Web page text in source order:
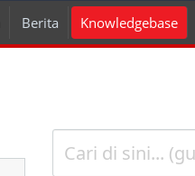
Berita Knowledgebase